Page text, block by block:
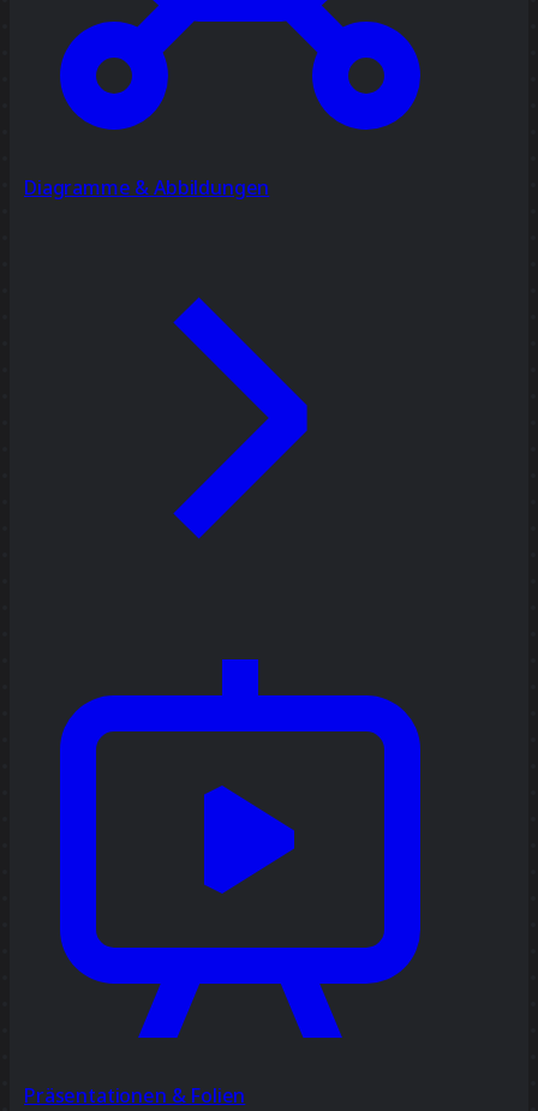
Diagramme & Abbildungen
Präsentationen & Folien